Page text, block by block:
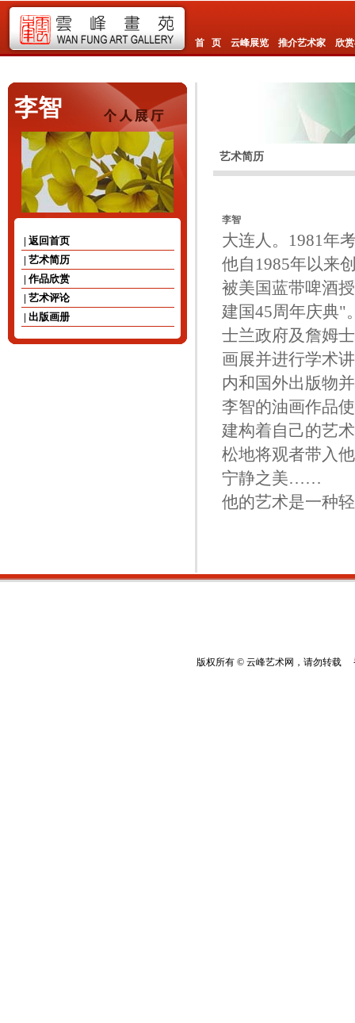
首 页 云峰展览 推介艺术家 欣
李智
| 返回首页
| 艺术简历
| 作品欣赏
| 艺术评论
| 出版画册
艺术简历
李智
大连人。1981年
他自1985年以来
被美国蓝带啤酒
建国45周年庆典"
士兰政府及詹姆
画展并进行学术
内和国外出版物
李智的油画作品
建构着自己的艺
松地将观者带入
宁静之美……
他的艺术是一种
版权所有 © 云峰艺术网，请勿转载